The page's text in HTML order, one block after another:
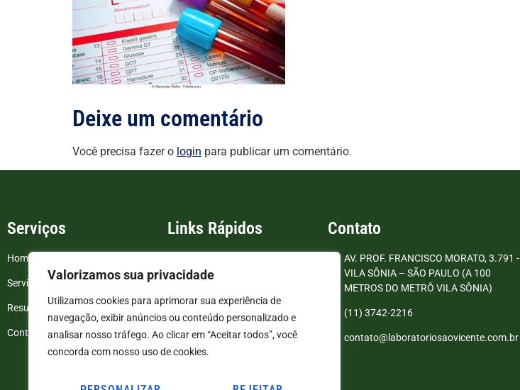
Valorizamos sua privacidade
Utilizamos cookies para aprimorar sua experiência de
navegação, exibir anúncios ou conteúdo personalizado e
analisar nosso tráfego. Ao clicar em “Aceitar todos”, você
concorda com nosso uso de cookies.
Deixe um comentário
Você precisa fazer o login para publicar um comentário.
Serviços
Home
Serviços
Resultados de exames
Contato
Links Rápidos
Blog
Politica de Privacidade
Termos e Condições
Contato
AV. PROF. FRANCISCO MORATO, 3.791 -
VILA SÔNIA – SÃO PAULO (A 100
METROS DO METRÔ VILA SÔNIA)
(11) 3742-2216
contato@laboratoriosaovicente.com.br